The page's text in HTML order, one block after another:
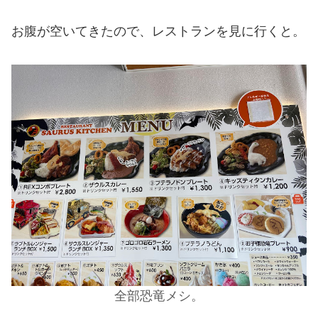
お腹が空いてきたので、レストランを見に行くと。
全部恐竜メシ。